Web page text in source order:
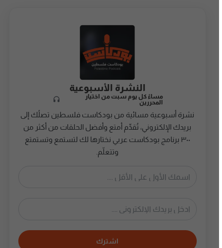
النشرة الأسبوعية
مساءً كل يوم سبت من اختيار
المحررين
نشرة أسبوعية مسائية من بودكاست فلسطين تصلُك إلى
بريدك الإلكتروني، تُقدِّم أمتع وأفضل الحلقات من أكثر من
٣٠٠ برنامج بودكاست عربي نختارها لك لتستمع وتستمتع
وتتعلّم.
اشترك